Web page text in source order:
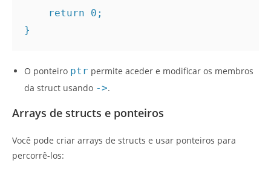
O ponteiro ptr permite aceder e modificar os membros
da struct usando ->.
Arrays de structs e ponteiros
Você pode criar arrays de structs e usar ponteiros para
percorrê-los: